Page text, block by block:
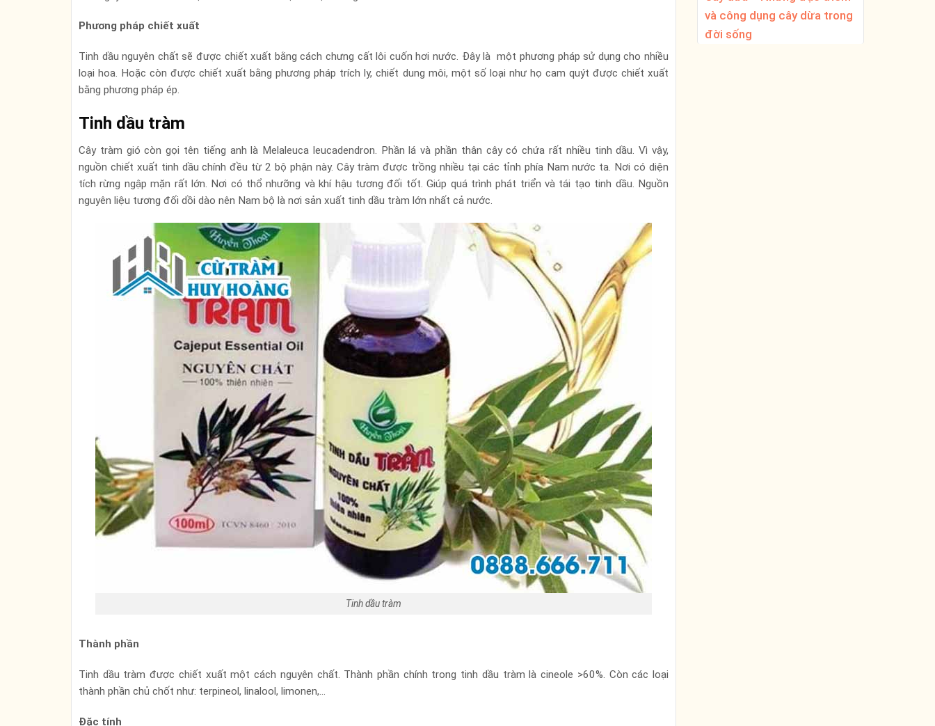
Phương pháp chiết xuất
Tinh dầu nguyên chất sẽ được chiết xuất bằng cách chưng cất lôi cuốn hơi nước. Đây là một phương pháp sử dụng cho nhiều
loại hoa. Hoặc còn được chiết xuất bằng phương pháp trích ly, chiết dung môi, một số loại như họ cam quýt được chiết xuất
bằng phương pháp ép.
Tinh dầu tràm
Cây tràm gió còn gọi tên tiếng anh là Melaleuca leucadendron. Phần lá và phần thân cây có chứa rất nhiều tinh dầu. Vì vậy,
nguồn chiết xuất tinh dầu chính đều từ 2 bộ phận này. Cây tràm được trồng nhiều tại các tỉnh phía Nam nước ta. Nơi có diện
tích rừng ngập mặn rất lớn. Nơi có thổ nhưỡng và khí hậu tương đối tốt. Giúp quá trình phát triển và tái tạo tinh dầu. Nguồn
nguyên liệu tương đối dồi dào nên Nam bộ là nơi sản xuất tinh dầu tràm lớn nhất cả nước.
Tinh dầu tràm
Thành phần
Tinh dầu tràm được chiết xuất một cách nguyên chất. Thành phần chính trong tinh dầu tràm là cineole >60%. Còn các loại
thành phần chủ chốt như: terpineol, linalool, limonen,…
Đặc tính
và công dụng cây dừa trong
đời sống